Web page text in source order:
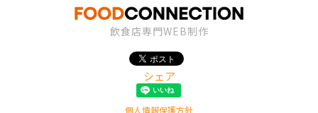
飲食店専門WEB制作
シェア
個人情報保護方針